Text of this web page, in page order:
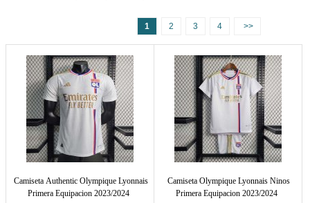
1 2 3 4 >>
Camiseta Authentic Olympique Lyonnais
Primera Equipacion 2023/2024
Camiseta Olympique Lyonnais Ninos
Primera Equipacion 2023/2024